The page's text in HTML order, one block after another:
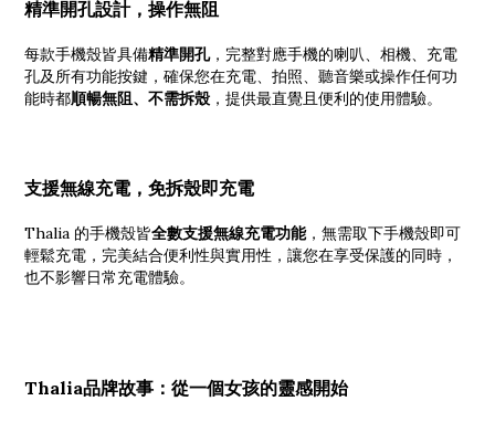
精準開孔設計，操作無阻
每款手機殼皆具備精準開孔，完整對應手機的喇叭、相機、充電
孔及所有功能按鍵，確保您在充電、拍照、聽音樂或操作任何功
能時都順暢無阻、不需拆殼，提供最直覺且便利的使用體驗。
支援無線充電，免拆殼即充電
Thalia 的手機殼皆全數支援無線充電功能，無需取下手機殼即可
輕鬆充電，完美結合便利性與實用性，讓您在享受保護的同時，
也不影響日常充電體驗。
Thalia品牌故事：從一個女孩的靈感開始